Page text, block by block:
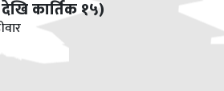
कार्तिक १५)